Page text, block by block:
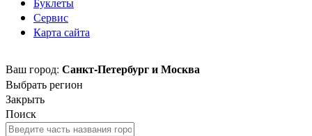
Сервис
Карта сайта
Ваш город: Санкт-Петербург и Москва
Выбрать регион
Закрыть
Поиск